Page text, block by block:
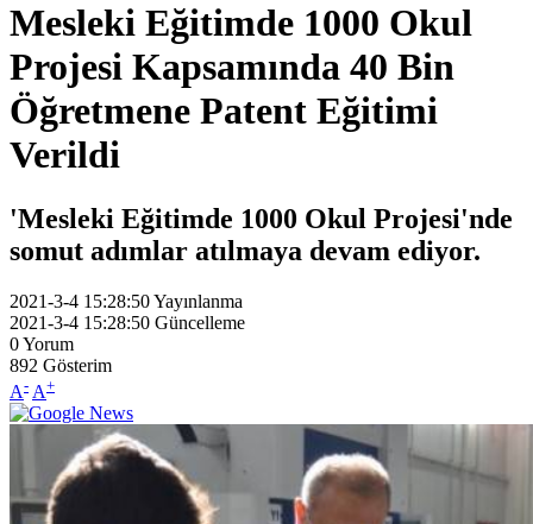
Mesleki Eğitimde 1000 Okul
Projesi Kapsamında 40 Bin
Öğretmene Patent Eğitimi
Verildi
'Mesleki Eğitimde 1000 Okul Projesi'nde
somut adımlar atılmaya devam ediyor.
2021-3-4 15:28:50Yayınlanma
2021-3-4 15:28:50 Güncelleme
0Yorum
892 Gösterim
A- A+